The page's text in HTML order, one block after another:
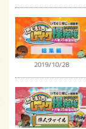
2019/10/28